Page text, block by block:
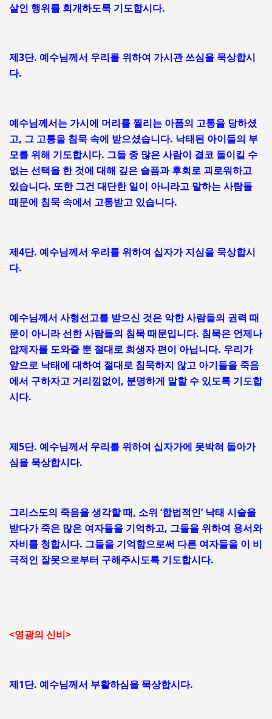
살인 행위를 회개하도록 기도합시다.
제3단. 예수님께서 우리를 위하여 가시관 쓰심을 묵상합시
다.
예수님께서는 가시에 머리를 찔리는 아픔의 고통을 당하셨
고, 그 고통을 침묵 속에 받으셨습니다. 낙태된 아이들의 부
모를 위해 기도합시다. 그들 중 많은 사람이 결코 돌이킬 수
없는 선택을 한 것에 대해 깊은 슬픔과 후회로 괴로워하고
있습니다. 또한 그건 대단한 일이 아니라고 말하는 사람들
때문에 침묵 속에서 고통받고 있습니다.
제4단. 예수님께서 우리를 위하여 십자가 지심을 묵상합시
다.
예수님께서 사형선고를 받으신 것은 악한 사람들의 권력 때
문이 아니라 선한 사람들의 침묵 때문입니다. 침묵은 언제나
압제자를 도와줄 뿐 절대로 희생자 편이 아닙니다. 우리가
앞으로 낙태에 대하여 절대로 침묵하지 않고 아기들을 죽음
에서 구하자고 거리낌없이, 분명하게 말할 수 있도록 기도합
시다.
제5단. 예수님께서 우리를 위하여 십자가에 못박혀 돌아가
심을 묵상합시다.
그리스도의 죽음을 생각할 때, 소위 ‘합법적인’ 낙태 시술을
받다가 죽은 많은 여자들을 기억하고, 그들을 위하여 용서와
자비를 청합시다. 그들을 기억함으로써 다른 여자들을 이 비
극적인 잘못으로부터 구해주시도록 기도합시다.
<영광의 신비>
제1단. 예수님께서 부활하심을 묵상합시다.